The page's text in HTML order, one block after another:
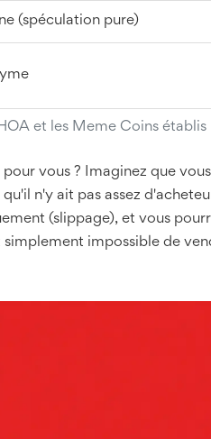
et les Meme Coins établis
(spéculation pure)
vous ? Imaginez que
n'y ait pas assez
(slippage), et vous
simplement impossible de